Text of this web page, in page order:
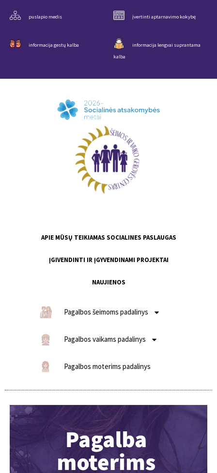
puslapio medis įvertinti aptarnavimo kokybę
informacija gestų kalba
informacija lengvai suprantama
kalba
APIE MŪSŲ TEIKIAMAS SOCIALINES PASLAUGAS
ĮGIVENDINTI IR ĮGYVENDINAMI PROJEKTAI
NAUJIENOS
Pagalbos šeimoms padalinys
Pagalbos vaikams padalinys
Pagalbos moterims padalinys